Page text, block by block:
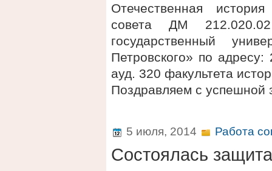
Отечественная
совета ДМ
государственный
Петровского» по
ауд. 320 факультета
Поздравляем с успешной
5 июля, 2014 Работа
Состоялась защита